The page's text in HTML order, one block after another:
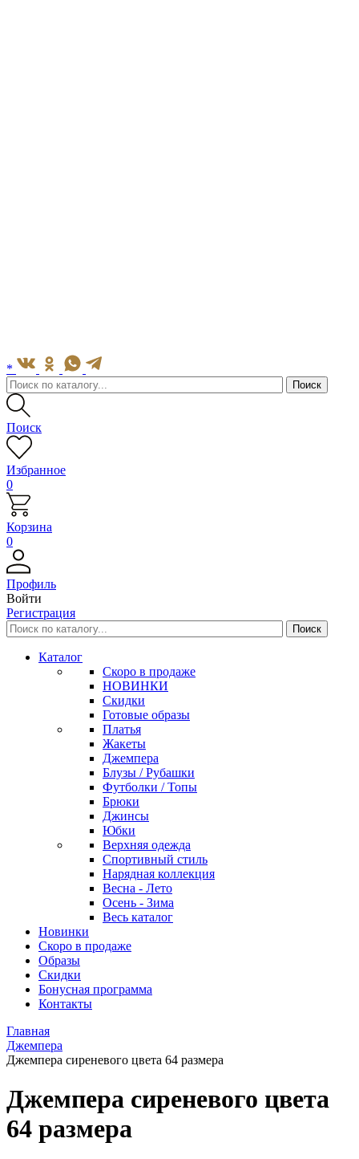
*
Поиск
Избранное
0
Корзина
0
Профиль
Войти
Регистрация
Каталог
Скоро в продаже
НОВИНКИ
Скидки
Готовые образы
Платья
Жакеты
Джемпера
Блузы / Рубашки
Футболки / Топы
Брюки
Джинсы
Юбки
Верхняя одежда
Спортивный стиль
Нарядная коллекция
Весна - Лето
Осень - Зима
Весь каталог
Новинки
Скоро в продаже
Образы
Скидки
Бонусная программа
Контакты
Главная
Джемпера
Джемпера сиреневого цвета 64 размера
Джемпера сиреневого цвета
64 размера